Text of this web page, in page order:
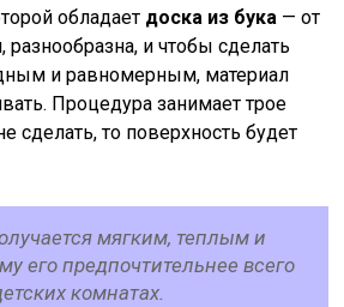
обладает доска из бука — от
разнообразна, и чтобы сделать
и равномерным, материал
Процедура занимает трое
сделать, то поверхность будет
мягким, теплым и
его предпочтительнее всего
комнатах.